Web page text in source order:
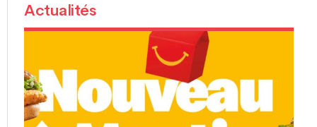
Actualités